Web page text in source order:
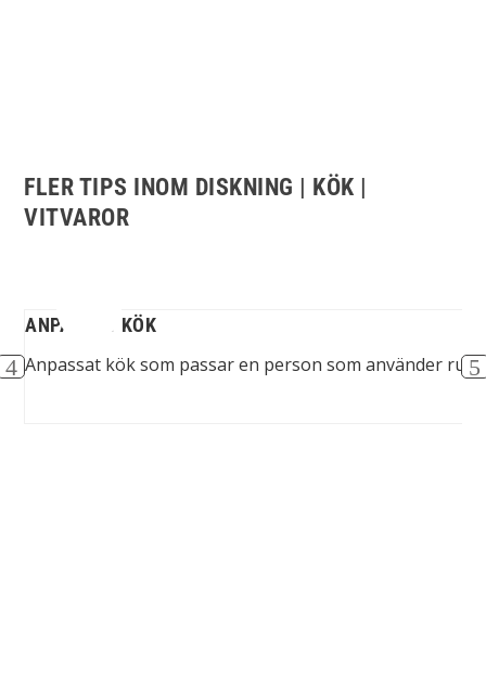
FLER TIPS INOM DISKNING | KÖK |
VITVAROR
ANPASSAT KÖK
Anpassat kök som passar en person som använder